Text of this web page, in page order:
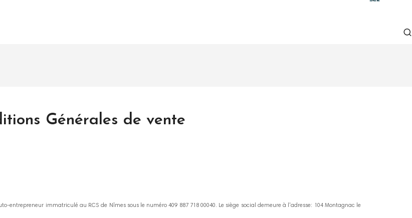
Générales de vente
entrepreneur immatriculé au RCS de Nîmes sous le numéro 409 887 718 00040. Le siège social demeure à l'adresse: 104 Montagnac le